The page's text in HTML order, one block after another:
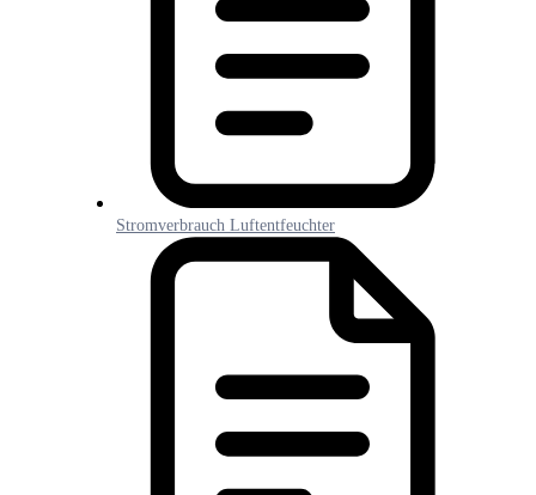
Stromverbrauch Luftentfeuchter